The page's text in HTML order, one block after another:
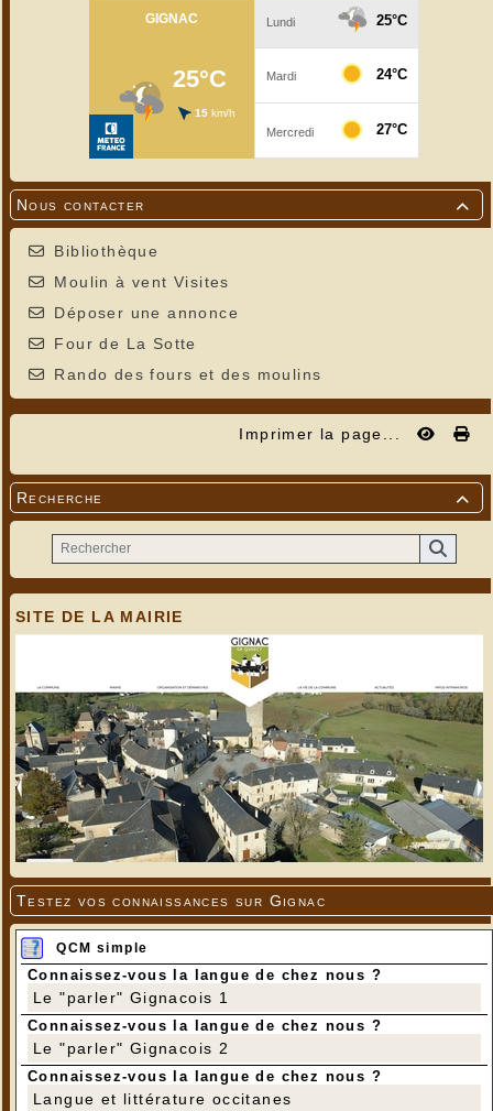

Nous contacter
Bibliothèque
Moulin à vent Visites
Déposer une annonce
Four de La Sotte
Rando des fours et des moulins
Imprimer la page...

Recherche
SITE DE LA MAIRIE
Testez vos connaissances sur Gignac
QCM simple
Connaissez-vous la langue de chez nous ?
Le "parler" Gignacois 1
Connaissez-vous la langue de chez nous ?
Le "parler" Gignacois 2
Connaissez-vous la langue de chez nous ?
Langue et littérature occitanes